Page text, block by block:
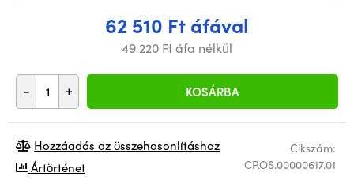
62 510 Ft áfával
49 220 Ft áfa nélkül
- + KOSÁRBA
Cikszám:
CP.OS.00000617.01
Hozzáadás az összehasonlításhoz
Ártörténet